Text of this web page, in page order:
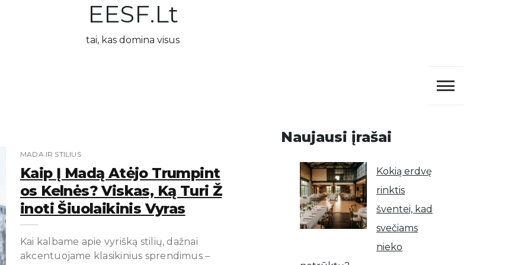
EESF.lt
tai, kas domina visus
MADA IR STILIUS
Kaip Į Madą Atėjo Trumpint
Os Kelnės? Viskas, Ką Turi Ž
Inoti Šiuolaikinis Vyras
Kai kalbame apie vyrišką stilių, dažnai
akcentuojame klasikinius sprendimus –
Naujausi įrašai
Kokią erdvę
rinktis
šventei, kad
svečiams
nieko